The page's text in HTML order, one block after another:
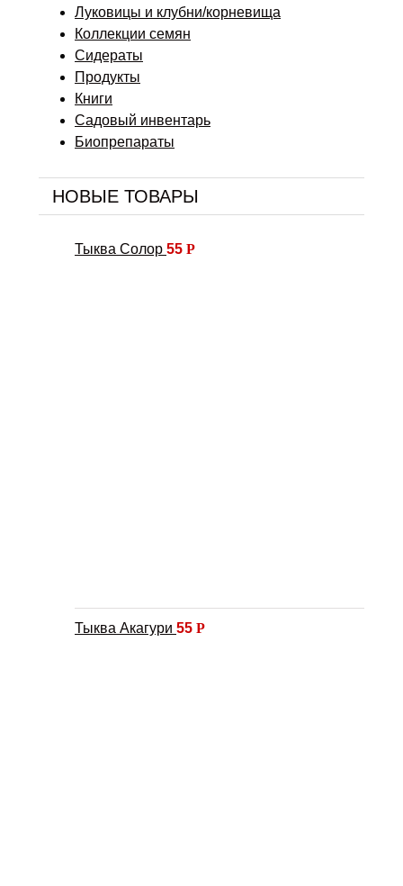
Луковицы и клубни/корневища
Коллекции семян
Сидераты
Продукты
Книги
Садовый инвентарь
Биопрепараты
НОВЫЕ ТОВАРЫ
Тыква Солор 55 Р
Тыква Акагури 55 Р